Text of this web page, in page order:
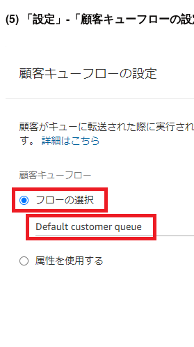
(5) 「設定」-「顧客キューフローの設